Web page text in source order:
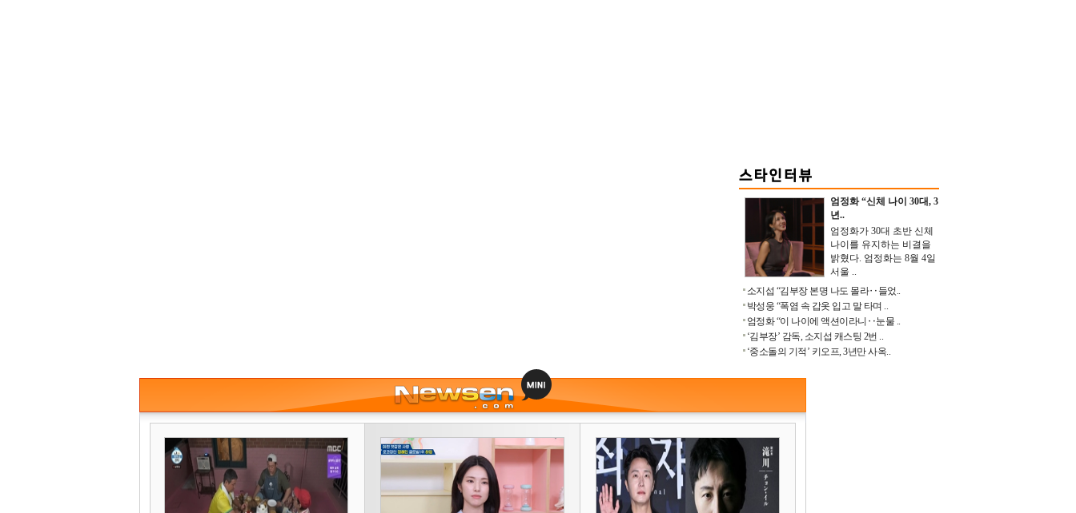
엄정화 “신체 나이 30대, 3
년..
엄정화가 30대 초반 신체
나이를 유지하는 비결을
밝혔다. 엄정화는 8월 4일
서울 ..
소지섭 “김부장 본명 나도 몰라‥들었..
박성웅 “폭염 속 갑옷 입고 말 타며 ..
엄정화 “이 나이에 액션이라니‥눈물 ..
‘김부장’ 감독, 소지섭 캐스팅 2번 ..
‘중소돌의 기적’ 키오프, 3년만 사옥..